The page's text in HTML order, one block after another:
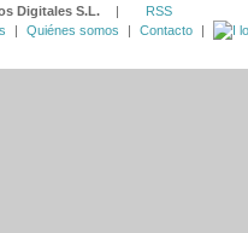
Digitales S.L. |
RSS
| Quiénes somos | Contacto |